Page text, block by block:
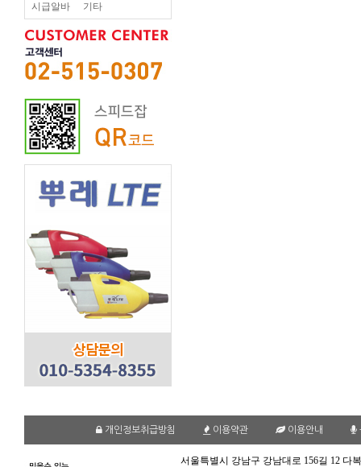
시급알바 기타
개인정보취급방침 이용약관 이용안내
서울특별시 강남구 강남대로 156길 12 다